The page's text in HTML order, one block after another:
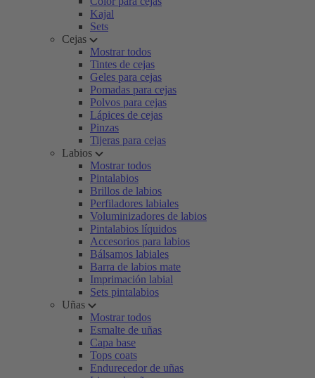
Kajal
Sets
Cejas
Mostrar todos
Tintes de cejas
Geles para cejas
Pomadas para cejas
Polvos para cejas
Lápices de cejas
Pinzas
Tijeras para cejas
Labios
Mostrar todos
Pintalabios
Brillos de labios
Perfiladores labiales
Voluminizadores de labios
Pintalabios líquidos
Accesorios para labios
Bálsamos labiales
Barra de labios mate
Imprimación labial
Sets pintalabios
Uñas
Mostrar todos
Esmalte de uñas
Capa base
Tops coats
Endurecedor de uñas